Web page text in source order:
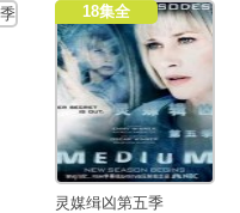
18集全
灵媒缉凶第五季